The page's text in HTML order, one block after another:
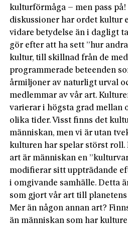
kulturförmåga – men pass
diskussioner har ordet kultur
vidare betydelse än i dagligt
gör efter att ha sett ”hur
kultur, till skillnad från de
programmerade beteenden
årmiljoner av naturligt urval
medlemmar av vår art.
varierar i högsta grad mellan
olika tider. Visst finns det
människan, men vi är utan
kulturen har spelar störst roll.
art är människan en
modifierar sitt uppträdande
i omgivande samhälle. Detta
som gjort vår art till planetens
Mer än någon annan art?
än människan som har